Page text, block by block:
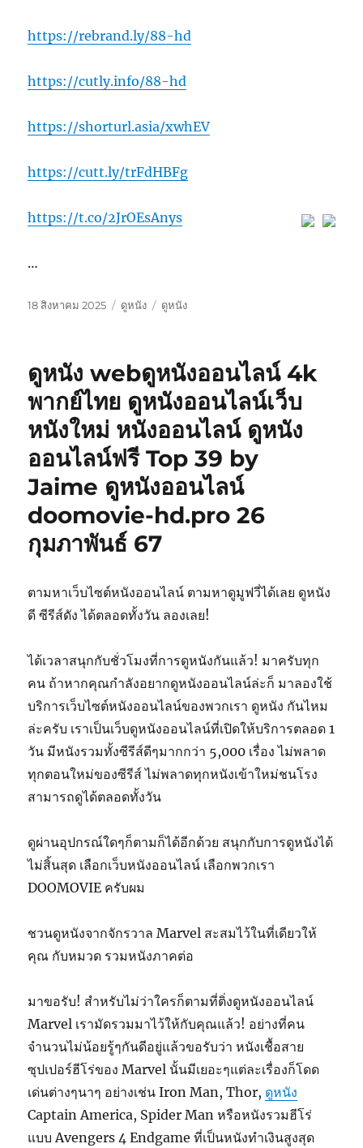
https://rebrand.ly/88-hd
https://cutly.info/88-hd
https://shorturl.asia/xwhEV
https://cutt.ly/trFdHBFg
https://t.co/2JrOEsAnys
…
เขียน
18 สิงหาคม 2025
หมวด
ดูหนัง
ป้าย
ดูหนัง
ดูหนัง webดูหนังออนไลน์ 4k
พากย์ไทย ดูหนังออนไลน์เว็บ
หนังใหม่ หนังออนไลน์ ดูหนัง
ออนไลน์ฟรี Top 39 by
Jaime ดูหนังออนไลน์
doomovie-hd.pro 26
กุมภาพันธ์ 67
ตามหาเว็บไซต์หนังออนไลน์ ตามหาดูมูฟวี่ได้เลย ดูหนัง
ดี ซีรีส์ดัง ได้ตลอดทั้งวัน ลองเลย!
ได้เวลาสนุกกับชั่วโมงที่การดูหนังกันแล้ว! มาครับทุก
คน ถ้าหากคุณกำลังอยากดูหนังออนไลน์ล่ะก็ มาลองใช้
บริการเว็บไซต์หนังออนไลน์ของพวกเรา ดูหนัง กันไหม
ล่ะครับ เราเป็นเว็บดูหนังออนไลน์ที่เปิดให้บริการตลอด 1
วัน มีหนังรวมทั้งซีรีส์ดีๆมากกว่า 5,000 เรื่อง ไม่พลาด
ทุกตอนใหม่ของซีรีส์ ไม่พลาดทุกหนังเข้าใหม่ชนโรง
สามารถดูได้ตลอดทั้งวัน
ดูผ่านอุปกรณ์ใดๆก็ตามก็ได้อีกด้วย สนุกกับการดูหนังได้
ไม่สิ้นสุด เลือกเว็บหนังออนไลน์ เลือกพวกเรา
DOOMOVIE ครับผม
ชวนดูหนังจากจักรวาล Marvel สะสมไว้ในที่เดียวให้
คุณ กับหมวด รวมหนังภาคต่อ
มาขอรับ! สำหรับไม่ว่าใครก็ตามที่ติ่งดูหนังออนไลน์
Marvel เรามัดรวมมาไว้ให้กับคุณแล้ว! อย่างที่คน
จำนวนไม่น้อยรู้ๆกันดีอยู่แล้วขอรับว่า หนังเชื้อสาย
ซุปเปอร์ฮีโร่ของ Marvel นั้นมีเยอะๆแต่ละเรื่องก็โดด
เด่นต่างๆนาๆ อย่างเช่น Iron Man, Thor, ดูหนัง
Captain America, Spider Man หรือหนังรวมฮีโร่
แบบ Avengers 4 Endgame ที่เป็นหนังทำเงินสูงสุด